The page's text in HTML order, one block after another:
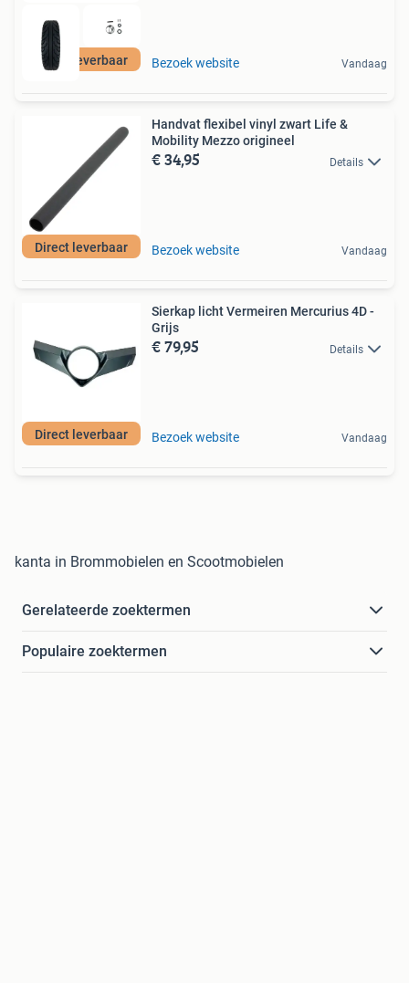
Direct leverbaar Bezoek website Vandaag
Direct leverbaar
Handvat flexibel vinyl zwart Life &
Mobility Mezzo origineel
€ 34,95 Details
Bezoek website Vandaag
Direct leverbaar
Sierkap licht Vermeiren Mercurius 4D -
Grijs
€ 79,95 Details
Bezoek website Vandaag
kanta in Brommobielen en Scootmobielen
Gerelateerde zoektermen
Populaire zoektermen